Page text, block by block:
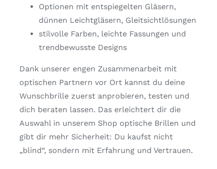
Optionen mit entspiegelten Gläsern,
dünnen Leichtgläsern, Gleitsichtlösungen
stilvolle Farben, leichte Fassungen und
trendbewusste Designs
Dank unserer engen Zusammenarbeit mit
optischen Partnern vor Ort kannst du deine
Wunschbrille zuerst anprobieren, testen und
dich beraten lassen. Das erleichtert dir die
Auswahl in unserem Shop optische Brillen und
gibt dir mehr Sicherheit: Du kaufst nicht
„blind“, sondern mit Erfahrung und Vertrauen.